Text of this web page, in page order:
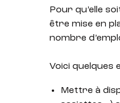
Pour qu’elle
être mise en
nombre
Voici quelques
Mettre à